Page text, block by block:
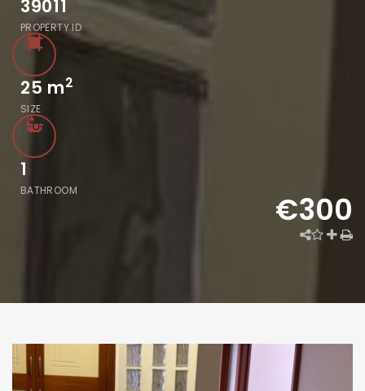
39011
PROPERTY ID
25 m2
SIZE
1
BATHROOM €300